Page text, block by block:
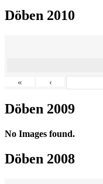
Döben 2010
« ‹
Döben 2009
No Images found.
Döben 2008